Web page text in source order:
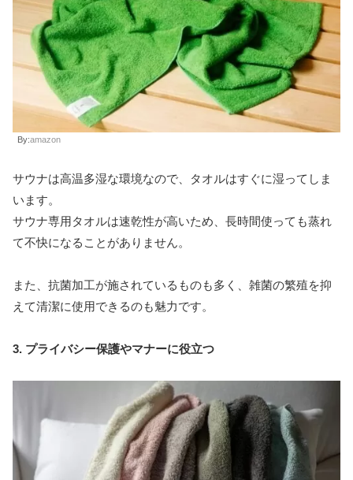
By:amazon
サウナは高温多湿な環境なので、タオルはすぐに湿ってしま
います。
サウナ専用タオルは速乾性が高いため、長時間使っても蒸れ
て不快になることがありません。
また、抗菌加工が施されているものも多く、雑菌の繁殖を抑
えて清潔に使用できるのも魅力です。
3. プライバシー保護やマナーに役立つ